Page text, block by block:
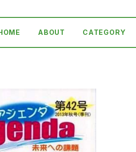
ABOUT CATEGORY